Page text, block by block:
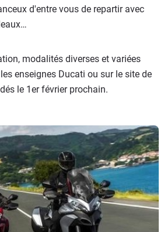
d'entre vous de repartir avec
modalités diverses et variées
enseignes Ducati ou sur le site de
le 1er février prochain.